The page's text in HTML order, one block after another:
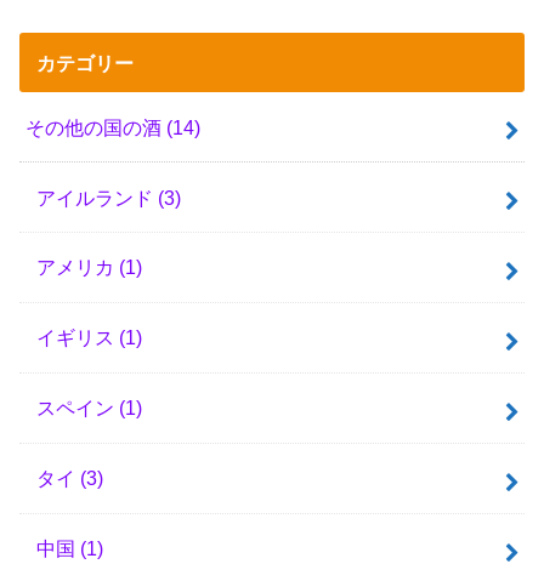
カテゴリー
その他の国の酒 (14)
アイルランド (3)
アメリカ (1)
イギリス (1)
スペイン (1)
タイ (3)
中国 (1)